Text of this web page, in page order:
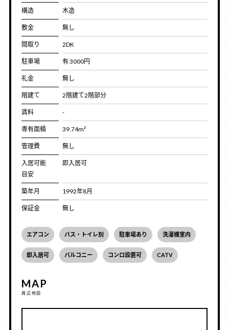
構造 木造
敷金 無し
間取り 2DK
駐車場 有 3000円
礼金 無し
階建て 2階建て2階部分
賃料 -
専有面積 39.74m²
管理費 無し
入居可能
目安
即入居可
築年月 1992年8月
保証金 無し
エアコン バス・トイレ別 駐車場あり 洗濯機室内
即入居可 バルコニー コンロ設置可 CATV
MAP
周辺地図